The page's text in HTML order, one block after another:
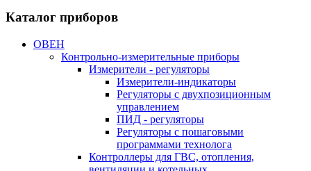
Каталог приборов
ОВЕН
Контрольно-измерительные приборы
Измерители - регуляторы
Измерители-индикаторы
Регуляторы с двухпозиционным
управлением
ПИД - регуляторы
Регуляторы с пошаговыми
программами технолога
Контроллеры для ГВС, отопления,